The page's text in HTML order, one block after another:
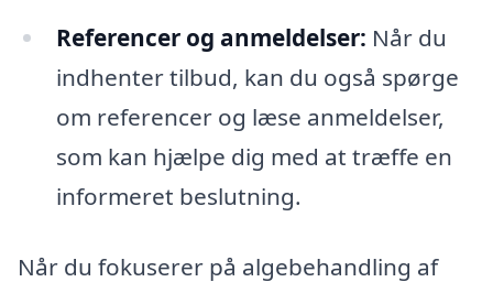
Referencer og anmeldelser: Når du
indhenter tilbud, kan du også spørge
om referencer og læse anmeldelser,
som kan hjælpe dig med at træffe en
informeret beslutning.
Når du fokuserer på algebehandling af